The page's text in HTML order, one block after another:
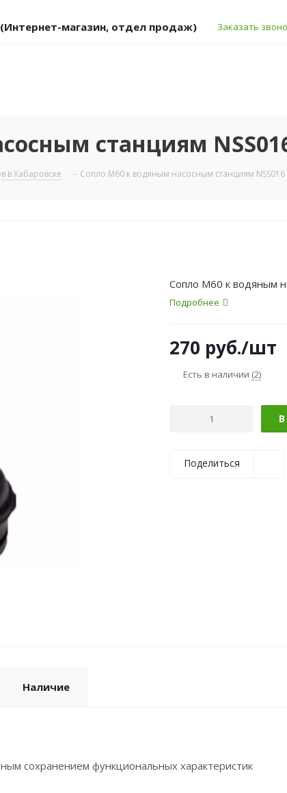
(Интернет-магазин, отдел продаж) Заказать
станциям
в Хабаровске - Сопло М60 к водяным насосным станциям NSS016
Сопло М60 к водяным
Подробнее
270 руб./шт
Есть в наличии (2)
Поделиться
Наличие
сохранением функциональных характеристик